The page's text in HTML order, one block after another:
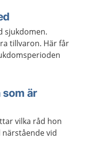
sjukdomen.
tillvaron. Här får
som är
vilka råd hon
vid